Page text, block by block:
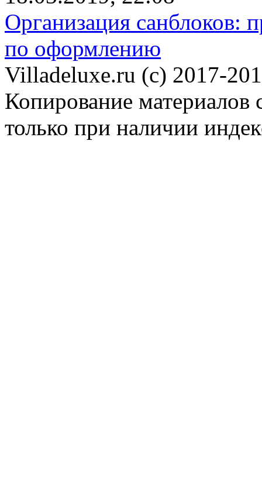
Организация санблоков:
по оформлению
Villadeluxe.ru (c) 2017-
Копирование материалов
только при наличии